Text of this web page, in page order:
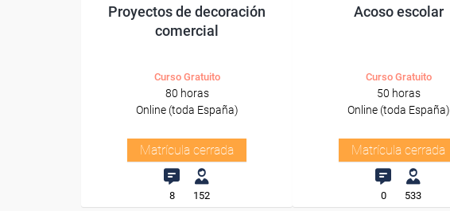
Proyectos de decoración
comercial
Curso Gratuito
80 horas
Online (toda España)
Matrícula cerrada
8 152
Acoso escolar
Curso Gratuito
50 horas
Online (toda España)
Matrícula cerrada
0 533